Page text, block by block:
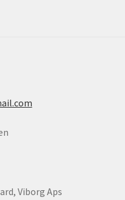
Viborg Aps